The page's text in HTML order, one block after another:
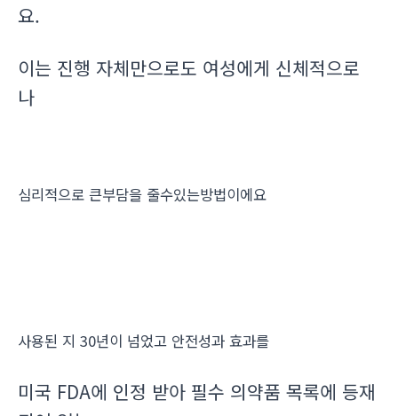
요.
이는 진행 자체만으로도 여성에게 신체적으로
나
심리적으로 큰부담을 줄수있는방법이에요
사용된 지 30년이 넘었고 안전성과 효과를
미국 FDA에 인정 받아 필수 의약품 목록에 등재